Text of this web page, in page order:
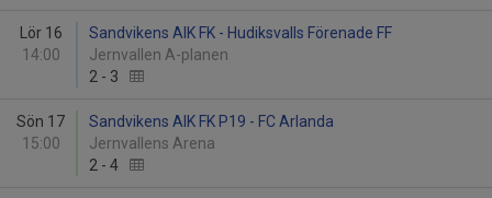
Lör 16
14:00
Sandvikens AIK FK - Hudiksvalls Förenade FF
Jernvallen A-planen
2 - 3
Sön 17
15:00
Sandvikens AIK FK P19 - FC Arlanda
Jernvallens Arena
2 - 4